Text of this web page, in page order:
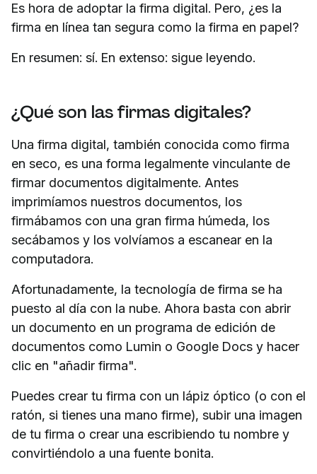
Es hora de adoptar la firma digital. Pero, ¿es la
firma en línea tan segura como la firma en papel?
En resumen: sí. En extenso: sigue leyendo.
¿Qué son las firmas digitales?
Una firma digital, también conocida como firma
en seco, es una forma legalmente vinculante de
firmar documentos digitalmente. Antes
imprimíamos nuestros documentos, los
firmábamos con una gran firma húmeda, los
secábamos y los volvíamos a escanear en la
computadora.
Afortunadamente, la tecnología de firma se ha
puesto al día con la nube. Ahora basta con abrir
un documento en un programa de edición de
documentos como Lumin o Google Docs y hacer
clic en "añadir firma".
Puedes crear tu firma con un lápiz óptico (o con el
ratón, si tienes una mano firme), subir una imagen
de tu firma o crear una escribiendo tu nombre y
convirtiéndolo a una fuente bonita.